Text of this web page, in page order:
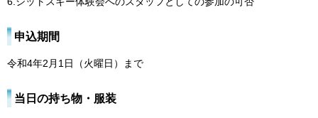
申込期間
令和4年2月1日（火曜日）まで
当日の持ち物・服装